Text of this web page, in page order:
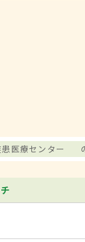
医療センター